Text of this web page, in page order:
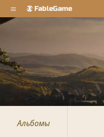
≡ FableGame
Альбомы